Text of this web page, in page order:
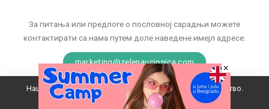
За питања или предлоге о пословној сарадњи можете
контактирати са нама путем доле наведене имејл адресе:
marketing@zelenaucionica.com
Наш вебсајт користи колачиће да побољша ваше искуство.
×